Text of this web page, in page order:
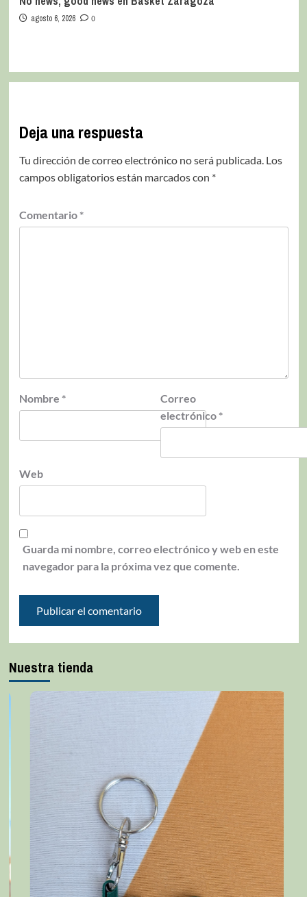
agosto 6, 2026 0
Deja una respuesta
Tu dirección de correo electrónico no será publicada. Los
campos obligatorios están marcados con *
Comentario *
Nombre *
Correo
electrónico *
Web
Guarda mi nombre, correo electrónico y web en este
navegador para la próxima vez que comente.
Nuestra tienda